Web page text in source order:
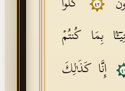
٤٢
بِمَا كُنتُمۡ
إِنَّا كَذَ ٰ⁠لِكَ